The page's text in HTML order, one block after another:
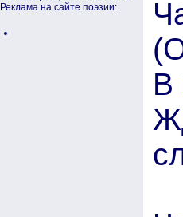
Реклама на сайте поэзии:
В